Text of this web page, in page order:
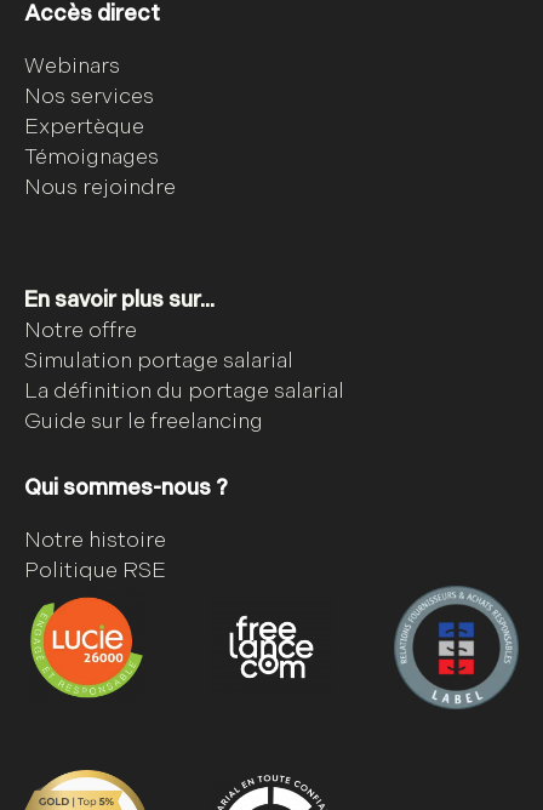
Accès direct
Webinars
Nos services
Expertèque
Témoignages
Nous rejoindre
En savoir plus sur...
Notre offre
Simulation portage salarial
La définition du portage salarial
Guide sur le freelancing
Qui sommes-nous ?
Notre histoire
Politique RSE